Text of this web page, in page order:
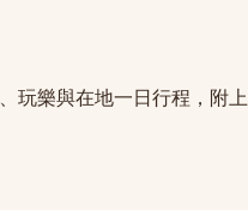
樂與在地一日行程，附